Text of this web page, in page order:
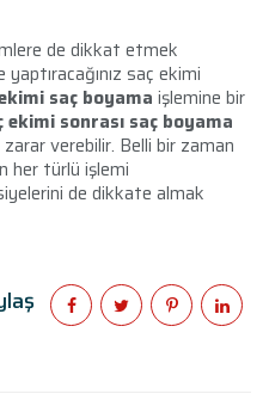
de dikkat etmek
saç ekimi
saç boyama işlemine bir
ekimi sonrası saç boyama
verebilir. Belli bir zaman
her türlü işlemi
de dikkate almak